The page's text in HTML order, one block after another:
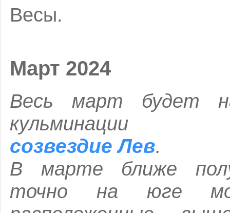
Весы.
Март 2024
Весь март будет
кульминации
созвездие Лев.
В марте ближе
точно на юге